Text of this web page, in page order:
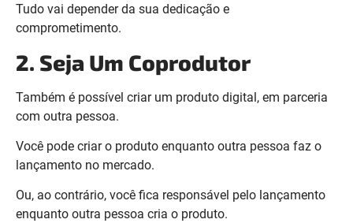
Tudo vai depender da sua dedicação e
comprometimento.
2. Seja Um Coprodutor
Também é possível criar um produto digital, em parceria
com outra pessoa.
Você pode criar o produto enquanto outra pessoa faz o
lançamento no mercado.
Ou, ao contrário, você fica responsável pelo lançamento
enquanto outra pessoa cria o produto.